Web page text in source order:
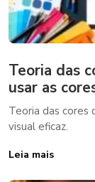
Teoria das
usar as
Teoria das cores
visual eficaz.
Leia mais